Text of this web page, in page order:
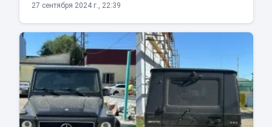
27 сентября 2024 г., 22:39